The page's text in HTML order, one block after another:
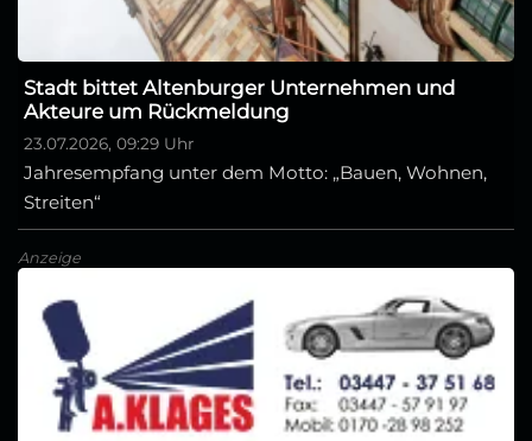
Stadt bittet Altenburger Unternehmen und
Akteure um Rückmeldung
23.07.2026, 09:29 Uhr
Jahresempfang unter dem Motto: „Bauen, Wohnen,
Streiten“
Anzeige